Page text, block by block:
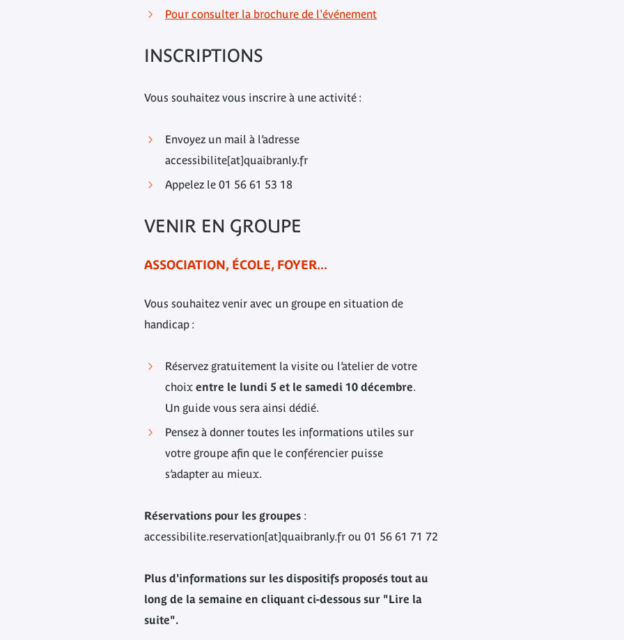
Pour consulter la brochure de l'événement
INSCRIPTIONS
Vous souhaitez vous inscrire à une activité :
Envoyez un mail à l’adresse
accessibilite[at]quaibranly.fr
Appelez le 01 56 61 53 18
VENIR EN GROUPE
ASSOCIATION, ÉCOLE, FOYER...
Vous souhaitez venir avec un groupe en situation de
handicap :
Réservez gratuitement la visite ou l’atelier de votre
choix entre le lundi 5 et le samedi 10 décembre.
Un guide vous sera ainsi dédié.
Pensez à donner toutes les informations utiles sur
votre groupe afin que le conférencier puisse
s’adapter au mieux.
Réservations pour les groupes :
accessibilite.reservation[at]quaibranly.fr ou 01 56 61 71 72
Plus d'informations sur les dispositifs proposés tout au
long de la semaine en cliquant ci-dessous sur "Lire la
suite".